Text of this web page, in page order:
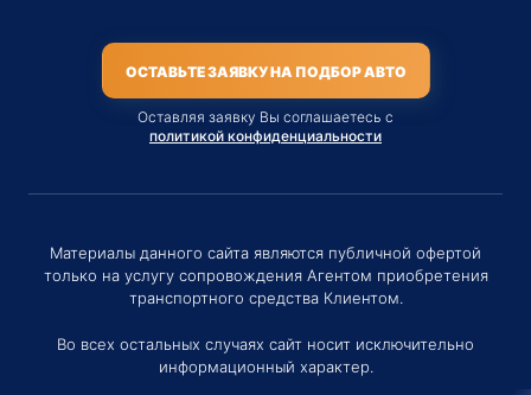
ОСТАВЬТЕ ЗАЯВКУ НА ПОДБОР АВТО
Оставляя заявку Вы соглашаетесь с
политикой конфиденциальности
Материалы данного сайта являются публичной офертой
только на услугу сопровождения Агентом приобретения
транспортного средства Клиентом.
Во всех остальных случаях сайт носит исключительно
информационный характер.